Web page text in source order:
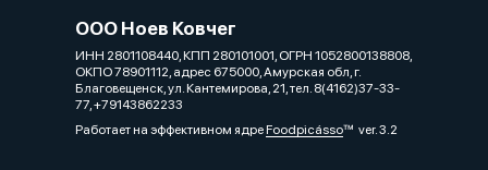
ООО Ноев Ковчег
ИНН 2801108440, КПП 280101001, ОГРН 1052800138808,
ОКПО 78901112, адрес 675000, Амурская обл, г.
Благовещенск, ул. Кантемирова, 21, тел. 8(4162)37-33-
77, +79143862233
Работает на эффективном ядреFoodpicássover. 3.2